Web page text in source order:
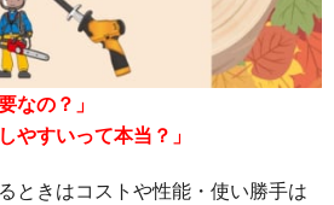
なの？」
やすいって本当？」
ときはコストや性能・使い勝手は